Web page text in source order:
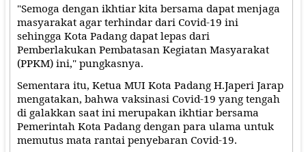
"Semoga dengan ikhtiar kita bersama dapat menjaga
masyarakat agar terhindar dari Covid-19 ini
sehingga Kota Padang dapat lepas dari
Pemberlakukan Pembatasan Kegiatan Masyarakat
(PPKM) ini," pungkasnya.
Sementara itu, Ketua MUI Kota Padang H.Japeri Jarap
mengatakan, bahwa vaksinasi Covid-19 yang tengah
di galakkan saat ini merupakan ikhtiar bersama
Pemerintah Kota Padang dengan para ulama untuk
memutus mata rantai penyebaran Covid-19.